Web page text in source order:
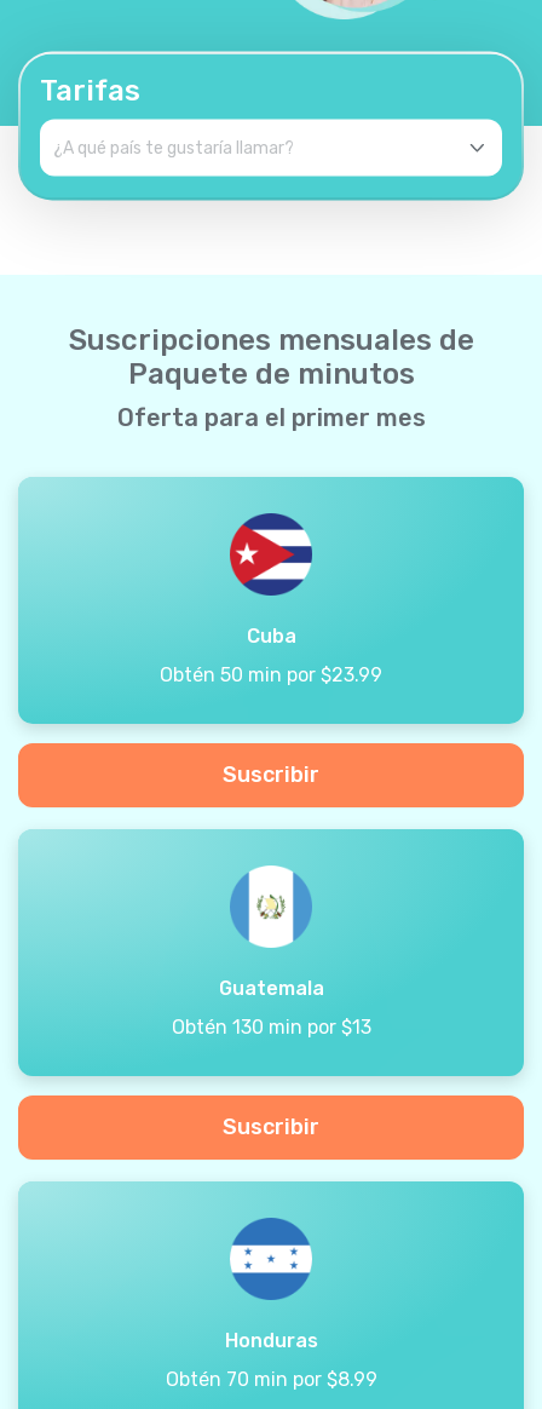
Tarifas
Suscripciones mensuales de
Paquete de minutos
Oferta para el primer mes
Cuba
Obtén 50 min por $23.99
Suscribir
Guatemala
Obtén 130 min por $13
Suscribir
Honduras
Obtén 70 min por $8.99